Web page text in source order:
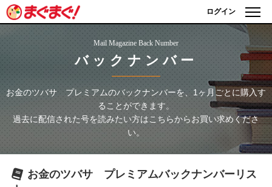
ログイン
Mail Magazine Back Number
バックナンバー
お金のツバサ プレミアムのバックナンバーを、1ヶ月ごとに購入す
ることができます。
過去に配信された号を読みたい方はこちらからお買い求めくださ
い。
お金のツバサ プレミアムバックナンバーリス